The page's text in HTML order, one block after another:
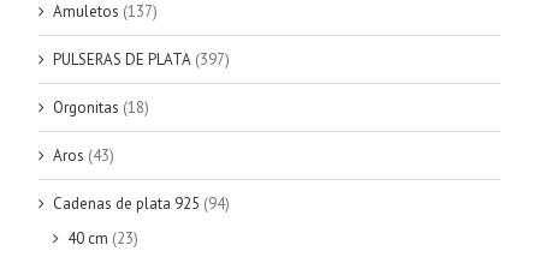
Amuletos (137)
PULSERAS DE PLATA (397)
Orgonitas (18)
Aros (43)
Cadenas de plata 925 (94)
40 cm (23)